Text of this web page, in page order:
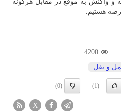
و واكنش به موقع در مقابل هرگونه
هستیم.
4200
و نقل
(1)
(0)
X